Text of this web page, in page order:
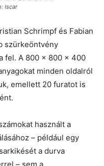
Iscar
Schrimpf és Fabian
szürkeöntvény
fel. A 800 × 800 × 400
minden oldalról
emellett 20 furatot is
használt a
– például egy
a durva
– sem a